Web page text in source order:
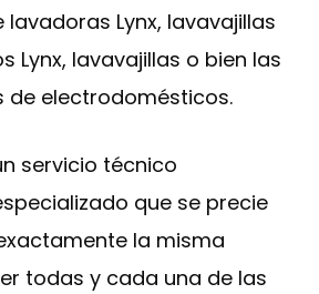
lavadoras Lynx, lavavajillas
Lynx, lavavajillas o bien las
de electrodomésticos.
servicio técnico
que se precie
la misma
todas y cada una de las